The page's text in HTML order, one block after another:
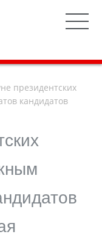
президентских
кандидатов